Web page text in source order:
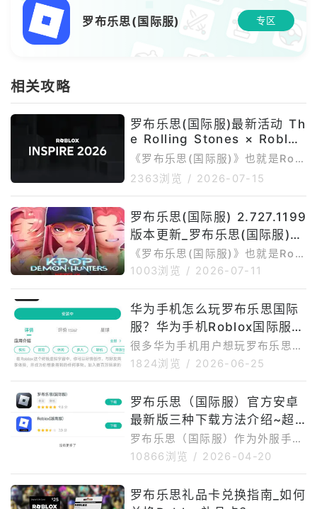
罗布乐思(国际服) 专区
相关攻略
罗布乐思(国际服)最新活动 Th
e Rolling Stones × Roblox
联动活动 和 Roblox Inspire
2026 创作者活动
《罗布乐思(国际服)》也就是Robl
ox国际服，是一个集合多人游戏、
oblox活动更新频率较高，玩家在
参加活动时需要注意活动时间，优
先参加正在进行中或即将开始的活
动，已经结束的活动则不建议再作
为重点参与。截至目前，比较值得
关注的进行中/即将开始活动主要
有TheRollingStones×Roblox
联动活动和RobloxInspire20
2363浏览 / 2026-07-15
罗布乐思(国际服) 2.727.1199
版本更新_罗布乐思(国际服)2.
727.1199最新版下载安装
《罗布乐思(国际服)》也就是Robl
ox国际服，是一款集合多人在线、
OurPlay页面信息，当前OurPlay
收录的Roblox罗布乐思国际服最
新官方版为v2.727.1199；第三方
版本记录页面也显示，Roblox2.7
27.1199于2026年6月26日发布，
罗布乐思(国际服)2.727.1199
1003浏览 / 2026-07-11
华为手机怎么玩罗布乐思国际
服？华为手机Roblox国际服下
载安装运行攻略
很多华为手机用户想玩罗布乐思国
际服Roblox，却经常遇到无法直
慢、进入地图卡顿等问题。造成这
些情况的主要原因在于，Roblox
国际服对谷歌运行环境和海外网络
连接都有一定要求，而华为手机本
身通常不自带完整的谷歌服务框
兼容或运行问题。针对华为手机用
1824浏览 / 2026-06-25
罗布乐思（国际服）官方安卓
最新版三种下载方法介绍~超
详细
罗布乐思（国际服）作为外服手
游，在国内下载安装存在一定门
可能不够稳定，下载过程中容易出
10866浏览 / 2026-04-20
罗布乐思礼品卡兑换指南_如何